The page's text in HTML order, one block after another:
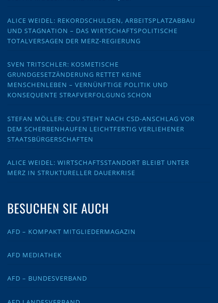
ALICE WEIDEL: REKORDSCHULDEN, ARBEITSPLATZABBAU
UND STAGNATION – DAS WIRTSCHAFTSPOLITISCHE
TOTALVERSAGEN DER MERZ-REGIERUNG
SVEN TRITSCHLER: KOSMETISCHE
GRUNDGESETZÄNDERUNG RETTET KEINE
MENSCHENLEBEN – VERNÜNFTIGE POLITIK UND
KONSEQUENTE STRAFVERFOLGUNG SCHON
STEFAN MÖLLER: CDU STEHT NACH CSD-ANSCHLAG VOR
DEM SCHERBENHAUFEN LEICHTFERTIG VERLIEHENER
STAATSBÜRGERSCHAFTEN
ALICE WEIDEL: WIRTSCHAFTSSTANDORT BLEIBT UNTER
MERZ IN STRUKTURELLER DAUERKRISE
BESUCHEN SIE AUCH
AFD – KOMPAKT MITGLIEDERMAGAZIN
AFD MEDIATHEK
AFD – BUNDESVERBAND